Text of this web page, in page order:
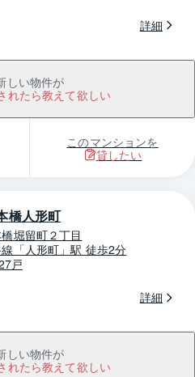
詳細
しい物件が
れたら教えて欲しい
このマンションを
貸したい
橋人形町
堀留町２丁目
「人形町」駅 徒歩2分
戸
詳細
しい物件が
れたら教えて欲しい